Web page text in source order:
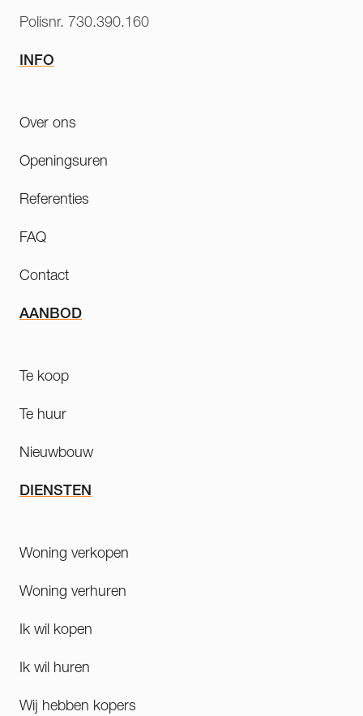
Polisnr. 730.390.160
INFO
Over ons
Openingsuren
Referenties
FAQ
Contact
AANBOD
Te koop
Te huur
Nieuwbouw
DIENSTEN
Woning verkopen
Woning verhuren
Ik wil kopen
Ik wil huren
Wij hebben kopers